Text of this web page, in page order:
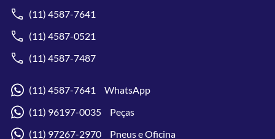
(11) 4587-7641
(11) 4587-0521
(11) 4587-7487
(11) 4587-7641 WhatsApp
(11) 96197-0035 Peças
(11) 97267-2970 Pneus e Oficina